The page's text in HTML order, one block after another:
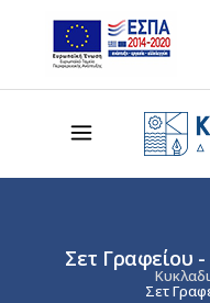
Σετ Γραφείου
Σετ